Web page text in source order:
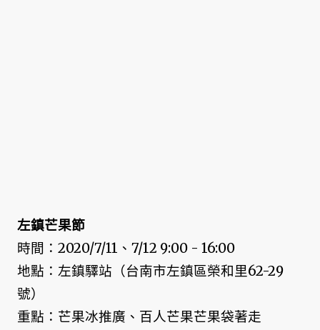
左鎮芒果節
時間：2020/7/11、7/12 9:00 - 16:00
地點：左鎮驛站（台南市左鎮區榮和里62-29
號）
重點：芒果冰推廣、百人芒果芒果袋著走